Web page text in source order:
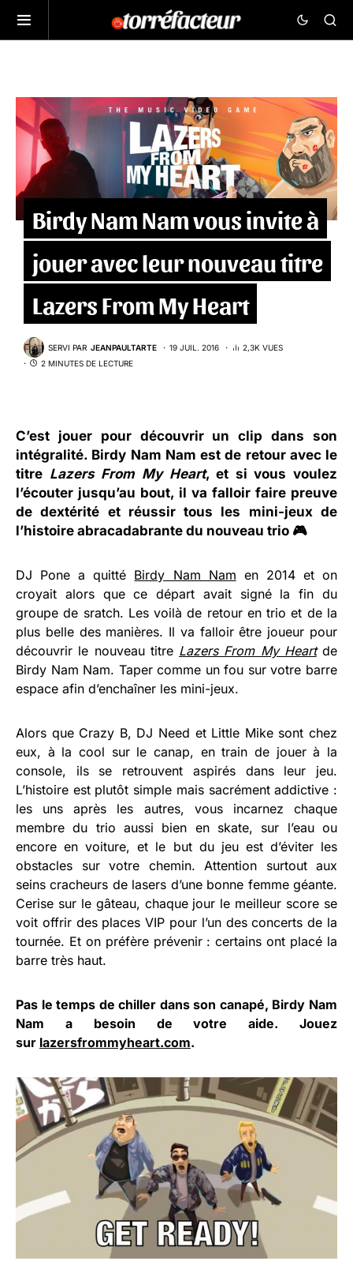
Birdy Nam Nam vous invite à
jouer avec leur nouveau titre
Lazers From My Heart
SERVI PAR JEANPAULTARTE 19 JUIL. 2016
2,3K VUES
2 MINUTES DE LECTURE
C’est jouer pour découvrir un clip dans son
intégralité. Birdy Nam Nam est de retour avec le
titre Lazers From My Heart, et si vous voulez
l’écouter jusqu’au bout, il va falloir faire preuve
de dextérité et réussir tous les mini-jeux de
l’histoire abracadabrante du nouveau trio 🎮
DJ Pone a quitté Birdy Nam Nam en 2014 et on
croyait alors que ce départ avait signé la fin du
groupe de sratch. Les voilà de retour en trio et de la
plus belle des manières. Il va falloir être joueur pour
découvrir le nouveau titre Lazers From My Heartde
Birdy Nam Nam. Taper comme un fou sur votre barre
espace afin d’enchaîner les mini-jeux.
Alors que Crazy B, DJ Need et Little Mike sont chez
eux, à la cool sur le canap, en train de jouer à la
console, ils se retrouvent aspirés dans leur jeu.
L’histoire est plutôt simple mais sacrément addictive :
les uns après les autres, vous incarnez chaque
membre du trio aussi bien en skate, sur l’eau ou
encore en voiture, et le but du jeu est d’éviter les
obstacles sur votre chemin. Attention surtout aux
seins cracheurs de lasers d’une bonne femme géante.
Cerise sur le gâteau, chaque jour le meilleur score se
voit offrir des places VIP pour l’un des concerts de la
tournée. Et on préfère prévenir : certains ont placé la
barre très haut.
Pas le temps de chiller dans son canapé, Birdy Nam
Nam a besoin de votre aide. Jouez
sur lazersfrommyheart.com.